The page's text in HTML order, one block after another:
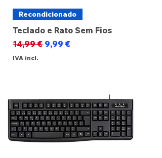
Recondicionado
Teclado e Rato Sem Fios
Preço normal
14,99 € Preço promocional
9,99 €
IVA incl.